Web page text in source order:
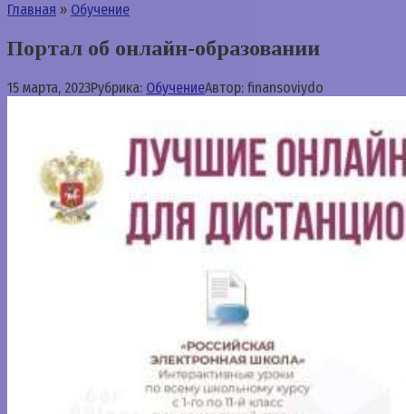
Главная » Обучение
Портал об онлайн-образовании
15 марта, 2023Рубрика: ОбучениеАвтор: finansoviydo